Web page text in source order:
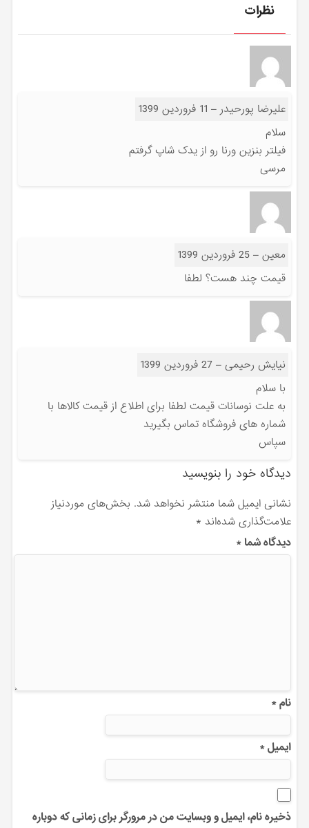
نظرات
علیرضا پورحیدر – 11 فروردین 1399
سلام
فیلتر بنزین ورنا رو از‌ یدک شاپ گرفتم
مرسی
معین – 25 فروردین 1399
قیمت چند هست؟ لطفا
نیایش رحیمی – 27 فروردین 1399
با سلام
به علت نوسانات قیمت لطفا برای اطلاع از قیمت کالاها با
شماره های فروشگاه تماس بگیرید
سپاس
دیدگاه خود را بنویسید
نشانی ایمیل شما منتشر نخواهد شد. بخش‌های موردنیاز
علامت‌گذاری شده‌اند *
دیدگاه شما*
نام*
ایمیل*
ذخیره نام، ایمیل و وبسایت من در مرورگر برای زمانی که دوباره